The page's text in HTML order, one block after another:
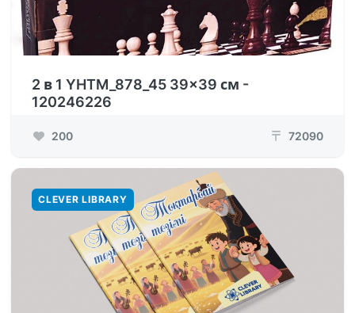
2 в 1 YHTM_878_45 39x39 см -
120246226
200 ₸ 72090
CLEVER LIBRARY